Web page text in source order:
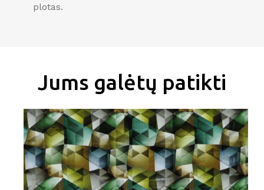
plotas.
Jums galėtų patikti